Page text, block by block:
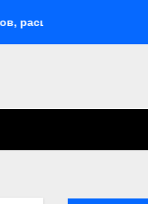
возможности